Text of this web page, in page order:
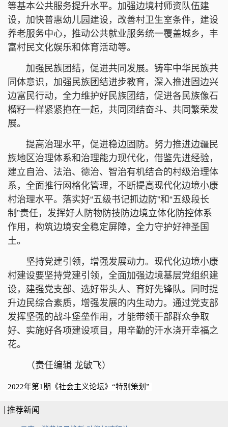
等基本公共服务提升水平。加强边境村师资队伍建
设，加快普惠幼儿园建设，改善村卫生室条件，建设
养老服务中心，推动公共就业服务统一覆盖城乡，丰
富村民文化娱乐和体育活动等。
加强民族团结，促进共同发展。铸牢中华民族共
同体意识，加强民族团结进步教育，深入推进固边兴
边富民行动，全力维护好民族团结，促进各民族像石
榴籽一样紧紧抱在一起，共同团结奋斗、共同繁荣发
展。
提高治理水平，促进稳边固防。努力推进边疆民
族地区治理体系和治理能力现代化，借鉴先进经验，
建立自治、法治、德治、智治有机结合的村级治理体
系，全面推行网格化管理，不断提高现代化边境小康
村治理水平。落实好“五级书记抓边防”和“五级段长
制”责任，发挥好人防物防技防边境立体化防控体系
作用，构筑边境安全稳定屏障，全力守护好神圣国
土。
坚持党建引领，增强发展动力。现代化边境小康
村建设要坚持党建引领，全面加强边境基层党组织建
设，建强党支部、选好带头人、育好先锋队。同时提
升边民综合素质，增强发展的内生动力。通过党支部
发挥坚强的战斗堡垒作用，才能带领干部群众争取
好、实施好各项建设项目，用辛勤的汗水浇开幸福之
花。
（责任编辑 龙敏飞）
2022年第1期《社会主义论坛》“特别策划”
推荐新闻